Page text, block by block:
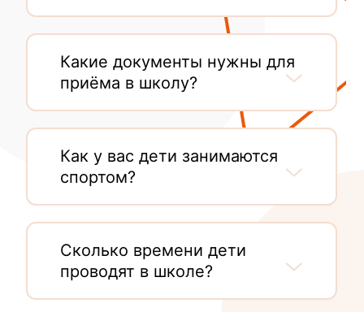
Какие документы нужны для
приёма в школу?
Как у вас дети занимаются
спортом?
Сколько времени дети
проводят в школе?